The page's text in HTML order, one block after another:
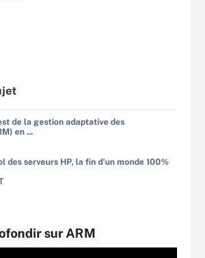
de la gestion adaptative des
en ...
des serveurs HP, la fin d'un monde 100%
sur ARM